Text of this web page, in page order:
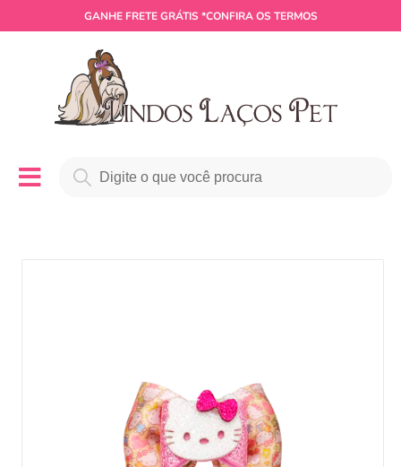
GANHE FRETE GRÁTIS *CONFIRA OS TERMOS